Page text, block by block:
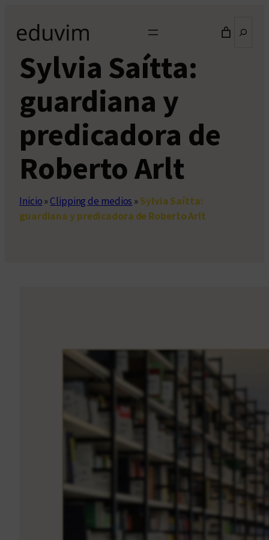
contenido
Sylvia Saítta:
guardiana y
predicadora de
Roberto Arlt
Inicio»Clipping de medios »Sylvia Saítta:
guardiana y predicadora de Roberto Arlt